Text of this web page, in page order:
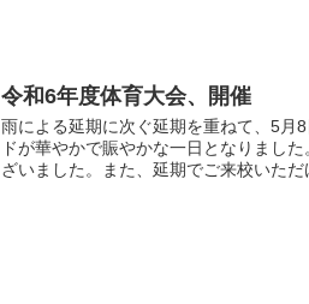
令和6年度体育大会、開催
雨による延期に次ぐ延期を重ねて、5月
ドが華やかで賑やかな一日となりまし
ざいました。また、延期でご来校いた